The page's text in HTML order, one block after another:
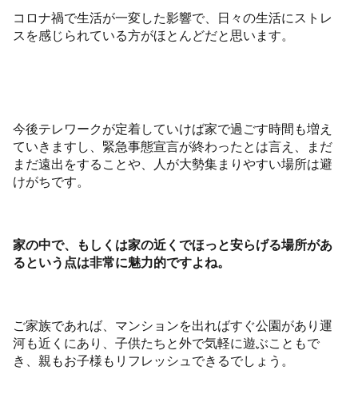
コロナ禍で生活が一変した影響で、日々の生活にストレ
スを感じられている方がほとんどだと思います。
今後テレワークが定着していけば家で過ごす時間も増え
ていきますし、緊急事態宣言が終わったとは言え、まだ
まだ遠出をすることや、人が大勢集まりやすい場所は避
けがちです。
家の中で、もしくは家の近くでほっと安らげる場所があ
るという点は非常に魅力的ですよね。
ご家族であれば、マンションを出ればすぐ公園があり運
河も近くにあり、子供たちと外で気軽に遊ぶこともで
き、親もお子様もリフレッシュできるでしょう。